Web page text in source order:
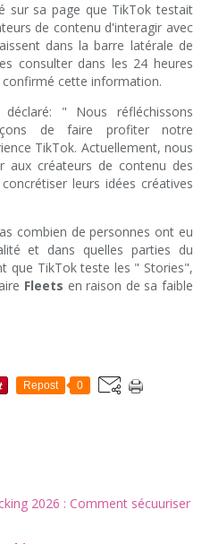
sur sa page que TikTok testait
de contenu d'interagir avec
dans la barre latérale de
consulter dans les 24 heures
cette information.
" Nous réfléchissons
de faire profiter notre
TikTok. Actuellement, nous
aux créateurs de contenu des
leurs idées créatives
combien de personnes ont eu
et dans quelles parties du
que TikTok teste les " Stories",
Fleets en raison de sa faible
Repost 0